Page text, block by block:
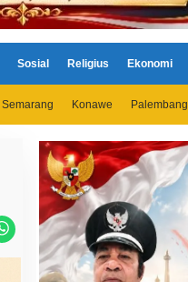
Sosial Religius Ekonomi
Semarang Konawe Palembang